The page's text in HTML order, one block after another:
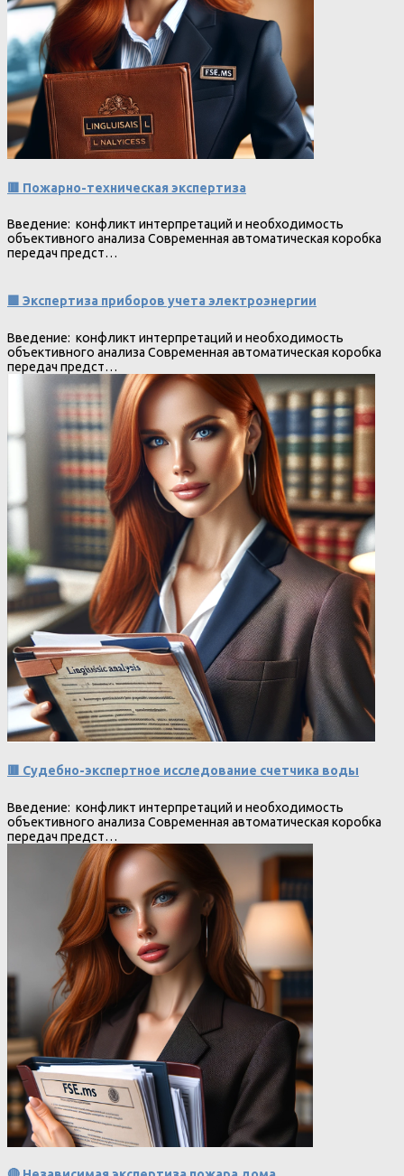
🟥 Пожарно-техническая экспертиза
Введение: конфликт интерпретаций и необходимость
объективного анализа Современная автоматическая коробка
передач предст…
🟩 Экспертиза приборов учета электроэнергии
Введение: конфликт интерпретаций и необходимость
объективного анализа Современная автоматическая коробка
передач предст…
🟥 Судебно-экспертное исследование счетчика воды
Введение: конфликт интерпретаций и необходимость
объективного анализа Современная автоматическая коробка
передач предст…